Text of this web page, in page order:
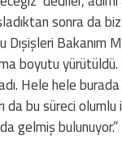
sonra da
Dışişleri
boyutu
Hele hele burada
da bu süreci
gelmiş bulunuyor.”